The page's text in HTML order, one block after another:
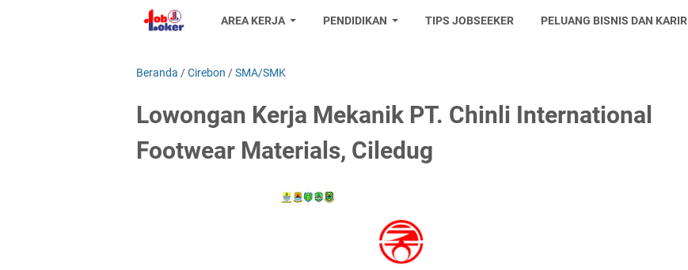
AREA KERJA PENDIDIKAN TIPS JOBSEEKER PELUANG BISNIS DAN KARIR
Beranda /Cirebon /SMA/SMK
Lowongan Kerja Mekanik PT. Chinli International
Footwear Materials, Ciledug